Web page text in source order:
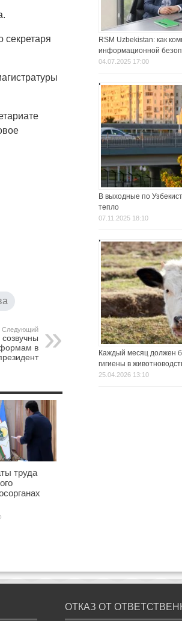
секретаря
Следующий
в
труда
RSM Uzbekistan: как
информационной
04.07.2025 17:00
В выходные по
тепло
07.11.2025 18:10
Каждый месяц должен
гигиены в
25.04.2026 13:10
ОТКАЗ ОТ